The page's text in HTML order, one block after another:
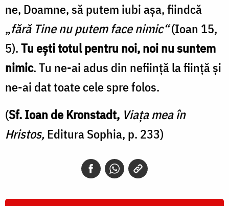
ne, Doamne, să putem iubi aşa, fiindcă
„fără Tine nu putem face nimic“(Ioan 15,
5).Tu eşti totul pentru noi, noi nu suntem
nimic. Tu ne-ai adus din nefiinţă la fiinţă şi
ne-ai dat toate cele spre folos.
(Sf. Ioan de Kronstadt, Viața mea în
Hristos,Editura Sophia, p. 233)